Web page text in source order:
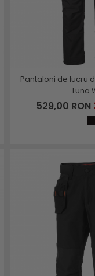
Pantaloni de lucru
Luna
529,00 RON